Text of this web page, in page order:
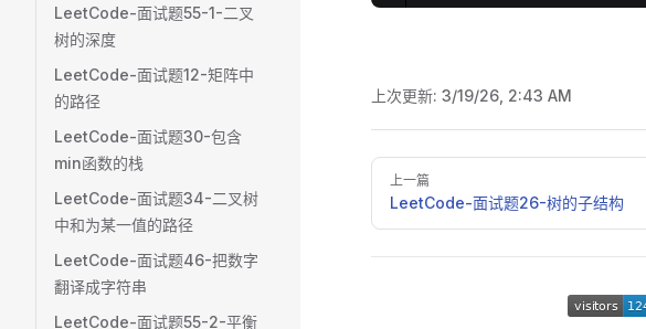
LeetCode-面试题55-1-二叉
树的深度
LeetCode-面试题12-矩阵中
的路径
LeetCode-面试题30-包含
min函数的栈
LeetCode-面试题34-二叉树
中和为某一值的路径
LeetCode-面试题46-把数字
翻译成字符串
LeetCode-面试题55-2-平衡
上次更新: 3/19/26, 2:43 AM
Pager
上一篇
LeetCode-面试题26-树的子结构